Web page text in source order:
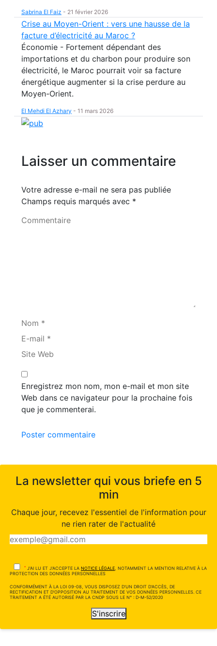
Sabrina El Faiz - 21 février 2026
Crise au Moyen-Orient : vers une hausse de la
facture d’électricité au Maroc ?
Économie - Fortement dépendant des
importations et du charbon pour produire son
électricité, le Maroc pourrait voir sa facture
énergétique augmenter si la crise perdure au
Moyen-Orient.
El Mehdi El Azhary - 11 mars 2026
Laisser un commentaire
Votre adresse e-mail ne sera pas publiée
Champs requis marqués avec *
Commentaire
Nom *
E-mail *
Site Web
Enregistrez mon nom, mon e-mail et mon site
Web dans ce navigateur pour la prochaine fois
que je commenterai.
Poster commentaire
La newsletter qui vous briefe en 5
min
Chaque jour, recevez l'essentiel de l'information pour
ne rien rater de l'actualité
* J'AI LU ET J'ACCEPTE LA NOTICE LÉGALE, NOTAMMENT LA MENTION RELATIVE À LA
PROTECTION DES DONNÉES PERSONNELLES
CONFORMÉMENT À LA LOI 09-08, VOUS DISPOSEZ D'UN DROIT D'ACCÈS, DE
RECTIFICATION ET D'OPPOSITION AU TRAITEMENT DE VOS DONNÉES PERSONNELLES. CE
TRAITEMENT A ÉTÉ AUTORISÉ PAR LA CNDP SOUS LE N° : D-M-52/2020
S'inscrire